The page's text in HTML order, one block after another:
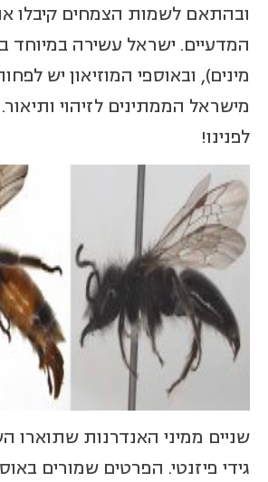
ובהתאם לשמות הצמחים קיבלו
מישראל הממתינים לזיהוי
לפנינו!
שניים ממיני האנדרנות שתוארו
גידי פיזנטי. הפרטים שמורים